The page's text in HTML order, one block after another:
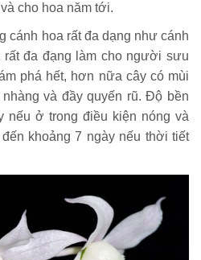
cho hoa năm tới.
cánh hoa rất đa dạng như cánh
rất đa đạng làm cho người sưu
phá hết, hơn nữa cây có mùi
và đầy quyến rũ. Độ bền
nếu ở trong điều kiện nóng và
khoảng 7 ngày nếu thời tiết